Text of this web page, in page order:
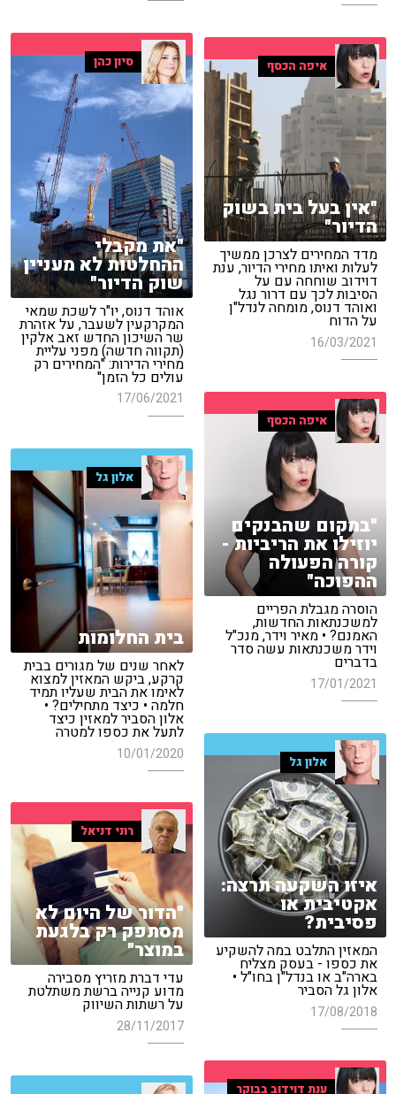
סיון כהן
"את מקבלי
ההחלטות לא מעניין
שוק הדיור"
אוהד דנוס, יו"ר לשכת שמאי
המקרקעין לשעבר, על אזהרת
שר השיכון החדש זאב אלקין
(תקווה חדשה) מפני עליית
מחירי הדירות: "המחירים רק
עולים כל הזמן"
17/06/2021
איפה הכסף
"אין בעל בית בשוק
הדיור"
מדד המחירים לצרכן ממשיך
לעלות ואיתו מחירי הדיור, ענת
דוידוב שוחחה עם על
הסיבות לכך עם דרור נגל
ואוהד דנוס, מומחה לנדל"ן
על הדוח
16/03/2021
איפה הכסף
"במקום שהבנקים
יוזילו את הריביות -
קורה הפעולה
ההפוכה"
הוסרה מגבלת הפריים
למשכנתאות החדשות,
האמנם? • מאיר וידר, מנכ"ל
וידר משכנתאות עשה סדר
בדברים
17/01/2021
אלון גל
בית החלומות
לאחר שנים של מגורים בבית
קרקע, ביקש המאזין למצוא
לאימו את הבית שעליו תמיד
חלמה • כיצד מתחילים? •
אלון הסביר למאזין כיצד
לתעל את כספו למטרה
10/01/2020 אלון גל
איזו השקעה תרצה:
אקטיבית או
פסיבית?
המאזין התלבט במה להשקיע
את כספו - בעסק מצליח
בארה"ב או בנדל"ן בחו"ל •
אלון גל הסביר
17/08/2018
רוני דניאל
"הדור של היום לא
מסתפק רק בלגעת
במוצר"
עדי דברת מזריץ מסבירה
מדוע קנייה ברשת משתלטת
על רשתות השיווק
28/11/2017
ענת דוידוב בבוקר